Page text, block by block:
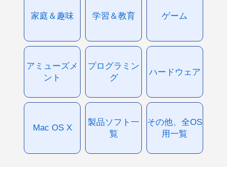
家庭＆趣味 学習＆教育 ゲーム
アミューズメ
ント
プログラミン
グ
ハードウェア
Mac OS X
製品ソフト一
覧
その他、全OS
用一覧